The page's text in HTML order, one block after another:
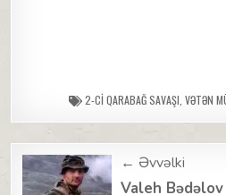
2-CI QARABAĞ SAVAŞI VƏTƏN
Post ← Əvvəlki
Valeh Bədəlov